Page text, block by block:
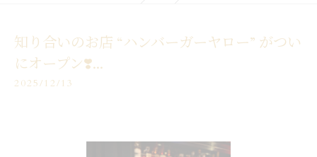
知り合いのお店 “ハンバーガーヤロー” がつい
にオープン❣️...
2025/12/13